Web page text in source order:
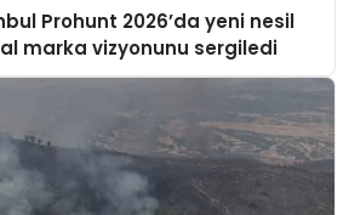
Prohunt 2026’da yeni nesil
marka vizyonunu sergiledi